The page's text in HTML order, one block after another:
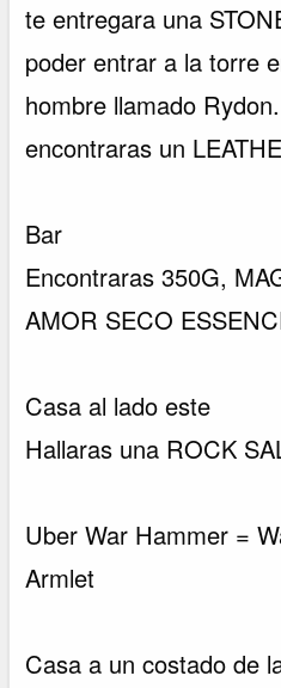
te entregara una
poder entrar a la torre
hombre llamado
encontraras un
Bar
Encontraras 350G,
AMOR SECO
Casa al lado este
Hallaras una ROCK
Uber War Hammer =
Armlet
Casa a un costado de